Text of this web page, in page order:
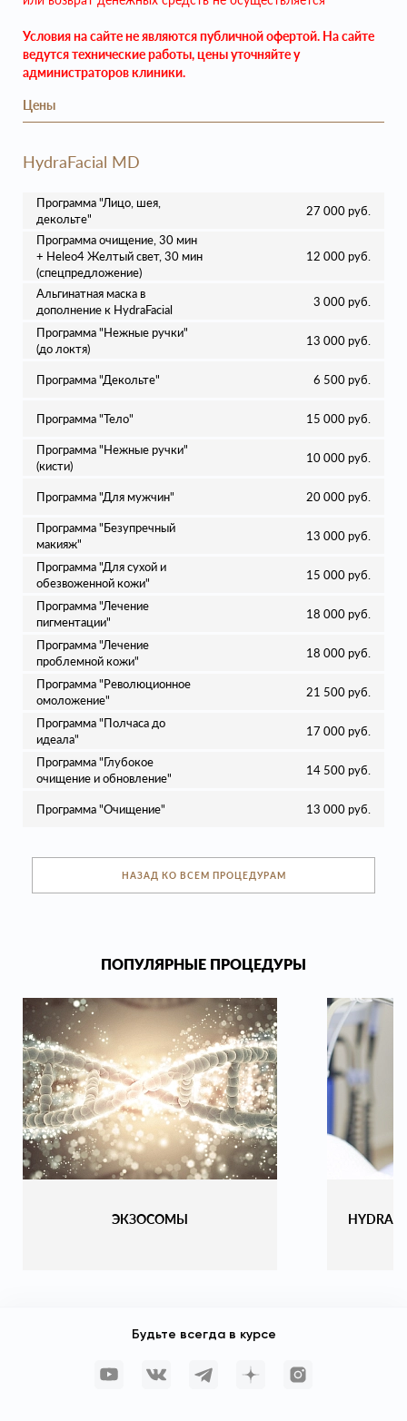
Условия на сайте не являются публичной офертой. На сайте
ведутся технические работы, цены уточняйте у
администраторов клиники.
Цены
HydraFacial MD
Программа "Лицо, шея,
декольте"
27 000 руб.
Программа очищение, 30 мин
+ Heleo4 Желтый свет, 30 мин
(спецпредложение)
12 000 руб.
Альгинатная маска в
дополнение к HydraFacial
3 000 руб.
Программа "Нежные ручки"
(до локтя)
13 000 руб.
Программа "Декольте" 6 500 руб.
Программа "Тело" 15 000 руб.
Программа "Нежные ручки"
(кисти)
10 000 руб.
Программа "Для мужчин" 20 000 руб.
Программа "Безупречный
макияж"
13 000 руб.
Программа "Для сухой и
обезвоженной кожи"
15 000 руб.
Программа "Лечение
пигментации"
18 000 руб.
Программа "Лечение
проблемной кожи"
18 000 руб.
Программа "Революционное
омоложение"
21 500 руб.
Программа "Полчаса до
идеала"
17 000 руб.
Программа "Глубокое
очищение и обновление"
14 500 руб.
Программа "Очищение" 13 000 руб.
НАЗАД КО ВСЕМ ПРОЦЕДУРАМ
ПОПУЛЯРНЫЕ ПРОЦЕДУРЫ
ЭКЗОСОМЫ
Будьте всегда в курсе